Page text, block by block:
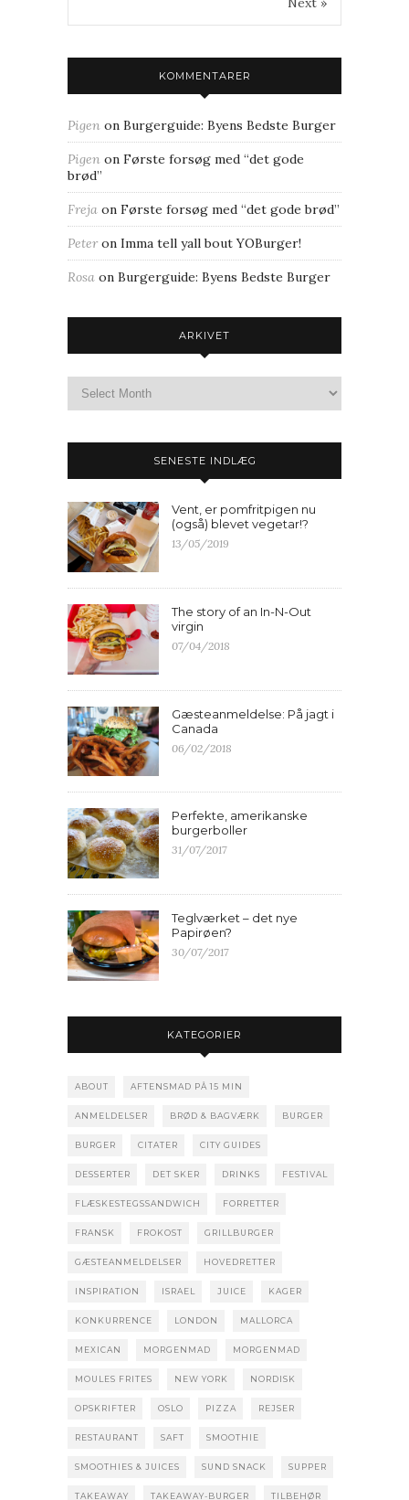
KOMMENTARER
Pigen on Burgerguide: Byens Bedste Burger
Pigen on Første forsøg med “det gode
brød”
Freja on Første forsøg med “det gode brød”
Peteron Imma tell yall bout YOBurger!
Rosa on Burgerguide: Byens Bedste Burger
ARKIVET
SENESTE INDLÆG
Vent, er pomfritpigen nu
(også) blevet vegetar!?
13/05/2019
The story of an In-N-Out
virgin
07/04/2018
Gæsteanmeldelse: På jagt i
Canada
06/02/2018
Perfekte, amerikanske
burgerboller
31/07/2017
Teglværket – det nye
Papirøen?
30/07/2017
KATEGORIER
ABOUT AFTENSMAD PÅ 15 MIN
ANMELDELSER BRØD & BAGVÆRK BURGER
BURGER CITATER CITY GUIDES
DESSERTER DET SKER DRINKS FESTIVAL
FLÆSKESTEGSSANDWICH FORRETTER
FRANSK FROKOST GRILLBURGER
GÆSTEANMELDELSER HOVEDRETTER
INSPIRATION ISRAEL JUICE KAGER
KONKURRENCE LONDON MALLORCA
MEXICAN MORGENMAD MORGENMAD
MOULES FRITES NEW YORK NORDISK
OPSKRIFTER OSLO PIZZA REJSER
RESTAURANT SAFT SMOOTHIE
SMOOTHIES & JUICES SUND SNACK SUPPER
TAKEAWAY TAKEAWAY-BURGER TILBEHØR